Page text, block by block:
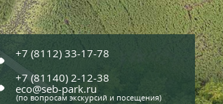
+7 (8112) 33-17-78
+7 (81140) 2-12-38
eco@seb-park.ru
(по вопросам экскурсий и посещения)